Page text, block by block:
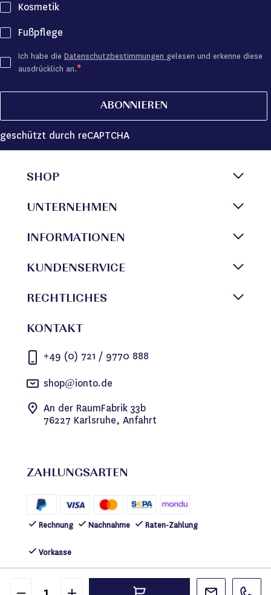
Kosmetik
Fußpflege
Ich habe die Datenschutzbestimmungen gelesen und erkenne diese
ausdrücklich an.
ABONNIEREN
geschützt durch reCAPTCHA
SHOP
UNTERNEHMEN
INFORMATIONEN
KUNDENSERVICE
RECHTLICHES
KONTAKT
+49 (0) 721 / 9770 888
shop@ionto.de
An der RaumFabrik 33b
76227 Karlsruhe, Anfahrt
ZAHLUNGSARTEN
Rechnung Nachnahme Raten-Zahlung
Vorkasse
FOLGEN SIE UNS